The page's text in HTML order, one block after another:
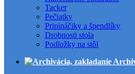
Tacker
Pečiatky
Pripináčiky a špendlíky
Drobnosti stola
Podložky na stôl